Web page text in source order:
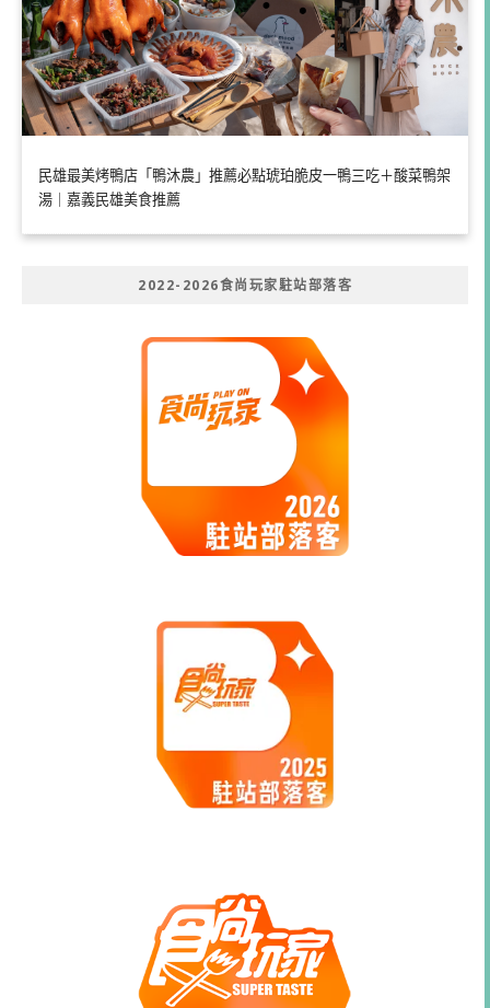
民雄最美烤鴨店「鴨沐農」推薦必點琥珀脆皮一鴨三吃＋酸菜鴨架
湯｜嘉義民雄美食推薦
2022-2026食尚玩家駐站部落客